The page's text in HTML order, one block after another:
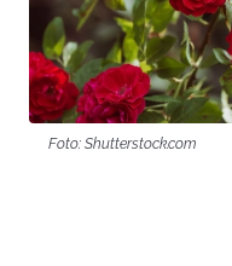
Foto: Shutterstock.com